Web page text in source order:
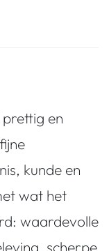
en
kunde en
wat het
waardevolle
scherpe